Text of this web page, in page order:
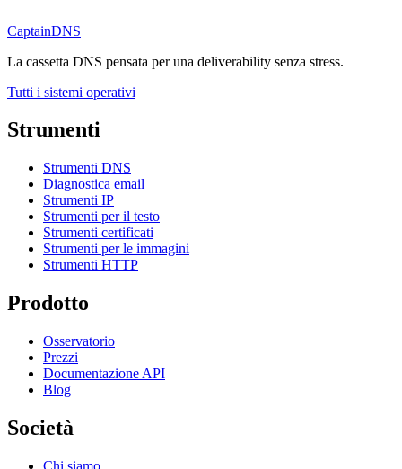
CaptainDNS
La cassetta DNS pensata per una deliverability senza stress.
Tutti i sistemi operativi
Strumenti
Strumenti DNS
Diagnostica email
Strumenti IP
Strumenti per il testo
Strumenti certificati
Strumenti per le immagini
Strumenti HTTP
Prodotto
Osservatorio
Prezzi
Documentazione API
Blog
Società
Chi siamo